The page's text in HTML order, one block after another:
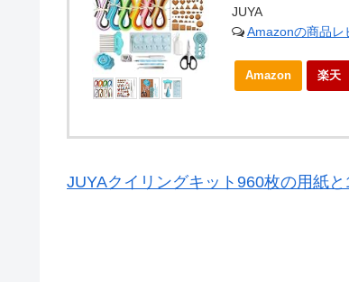
JUYA
Amazonの商品レ
Amazon 楽天
JUYAクイリングキット960枚の用紙